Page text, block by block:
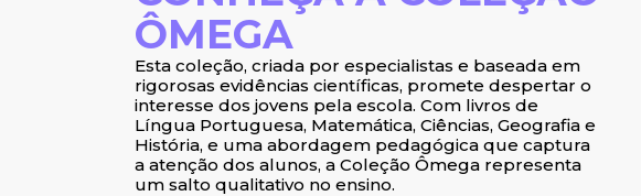
ÔMEGA
Esta coleção, criada por especialistas e baseada em
rigorosas evidências científicas, promete despertar o
interesse dos jovens pela escola. Com livros de
Língua Portuguesa, Matemática, Ciências, Geografia e
História, e uma abordagem pedagógica que captura
a atenção dos alunos, a Coleção Ômega representa
um salto qualitativo no ensino.